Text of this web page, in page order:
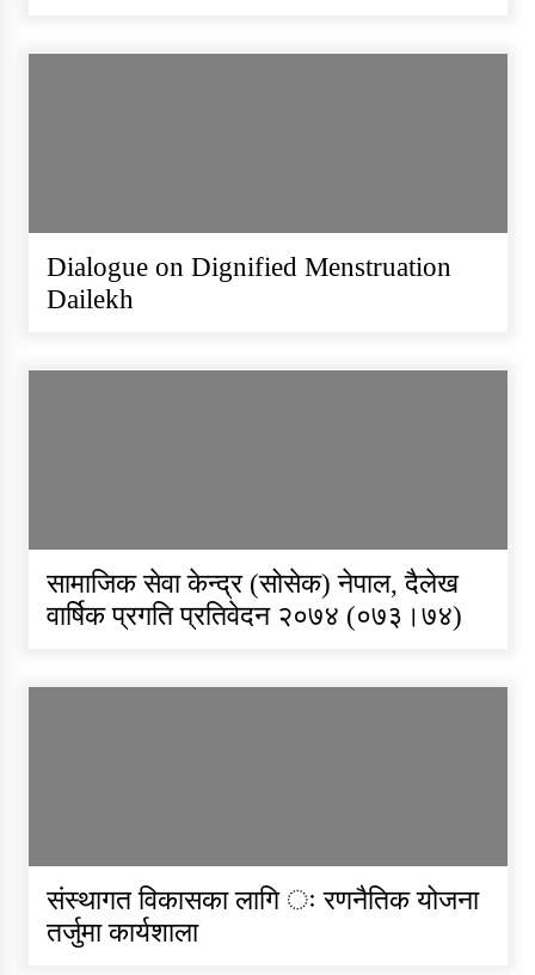
Dialogue on Dignified Menstruation
Dailekh
सामाजिक सेवा केन्द्र (सोसेक) नेपाल, दैलेख
वार्षिक प्रगति प्रतिवेदन २०७४ (०७३।७४)
संस्थागत विकासका लागि ः रणनैतिक योजना
तर्जुमा कार्यशाला